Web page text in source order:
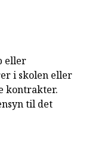
eller
i skolen eller
kontrakter.
til det